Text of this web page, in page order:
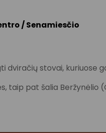
/ Senamiesčio
dviračių stovai,
taip pat šalia Beržynėlio